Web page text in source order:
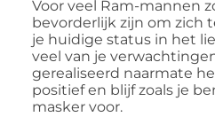
Voor veel Ram-mannen
bevorderlijk zijn om zich
je huidige status in het
veel van je
gerealiseerd naarmate
positief en blijf zoals je
masker voor.